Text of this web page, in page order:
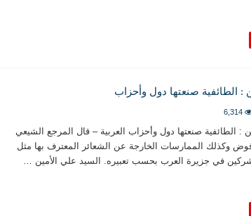
: الطائفية صنعتها دول وأحزاب
6,314
: الطائفية صنعتها دول وأحزاب العربية – قال المرجع الشيعي
وكذلك الممارسات الخارجة عن الشعائر المعترف بها مثل
في جزيرة العرب بحسب تعبيره. السيد علي الأمين …